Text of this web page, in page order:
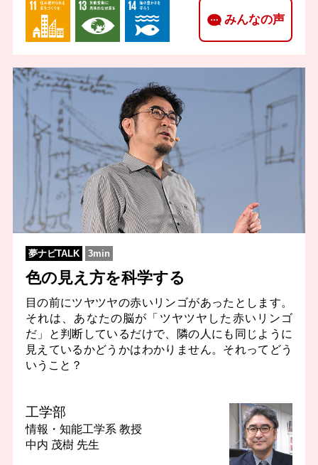
みんなの声
夢ナビTALK 3min
色の見え方を科学する
目の前にツヤツヤの赤いリンゴがあったとします。
それは、あなたの脳が「ツヤツヤした赤いリンゴ
だ」と判断しているだけで、隣の人にも同じように
見えているかどうかはわかりません。それってどう
いうこと？
工学部
情報・知能工学系 教授
中内 茂樹 先生